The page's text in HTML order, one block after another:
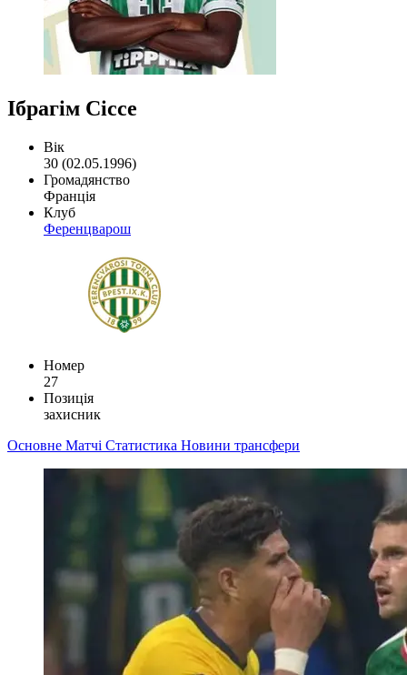
Ібрагім Сіссе
Вік
30 (02.05.1996)
Громадянство
Франція
Клуб
Ференцварош
Номер
27
Позиція
захисник
Основне Матчі Статистика Новини трансфери